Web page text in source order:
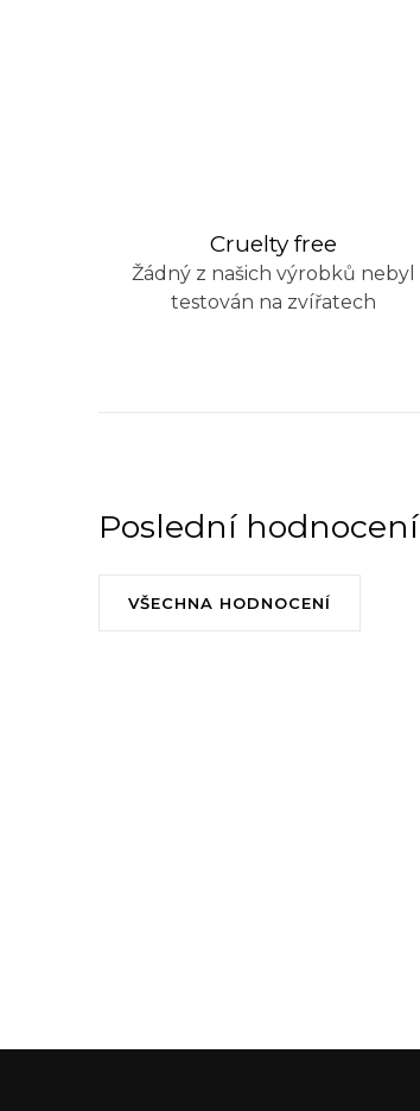
Cruelty free
Žádný z našich výrobků nebyl
testován na zvířatech
Poslední hodnocení
VŠECHNA HODNOCENÍ